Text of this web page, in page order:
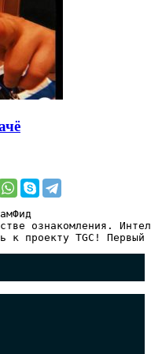
ознакомления.
к проекту TGC!